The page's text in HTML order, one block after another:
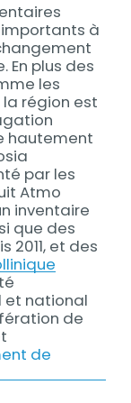
à
En plus des
les
la région est
hautement
par les
Atmo
inventaire
que des
2011, et des
et national
de
de